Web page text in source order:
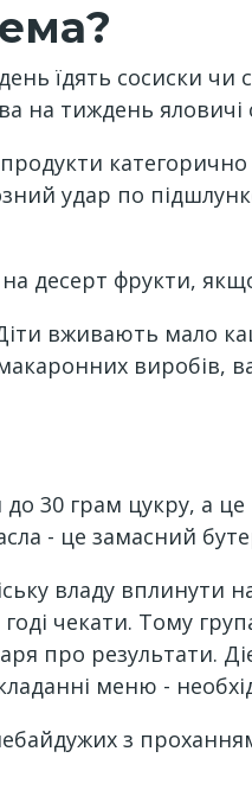
їдять сосиски чи
на тиждень
удар по
десерт фрукти,
вживають мало
виробів,
30 грам цукру, а це
- це замасний
владу вплинути
чекати. Тому
про результати.
меню -
з